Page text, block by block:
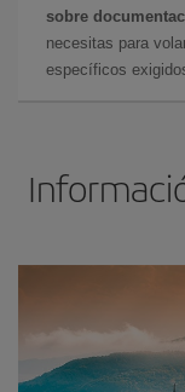
sobre
necesitas para
específicos